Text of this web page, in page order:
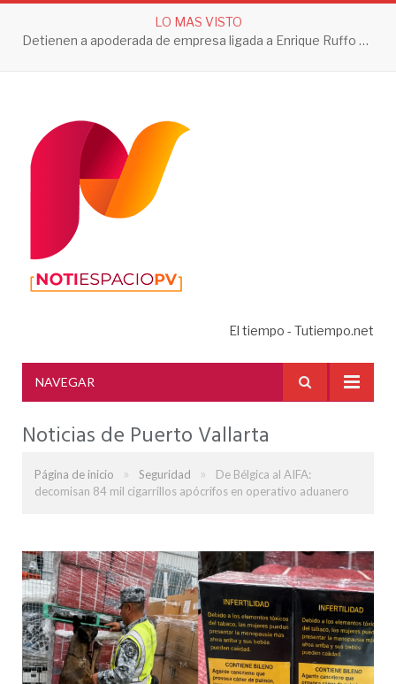
LO MAS VISTO
Detienen a apoderada de empresa ligada a Enrique Ruffo por investigación de Huachicol Fiscal
El tiempo - Tutiempo.net
NAVEGAR
Noticias de Puerto Vallarta
Página de inicio » Seguridad »
De Bélgica al AIFA:
decomisan 84 mil cigarrillos apócrifos en operativo aduanero